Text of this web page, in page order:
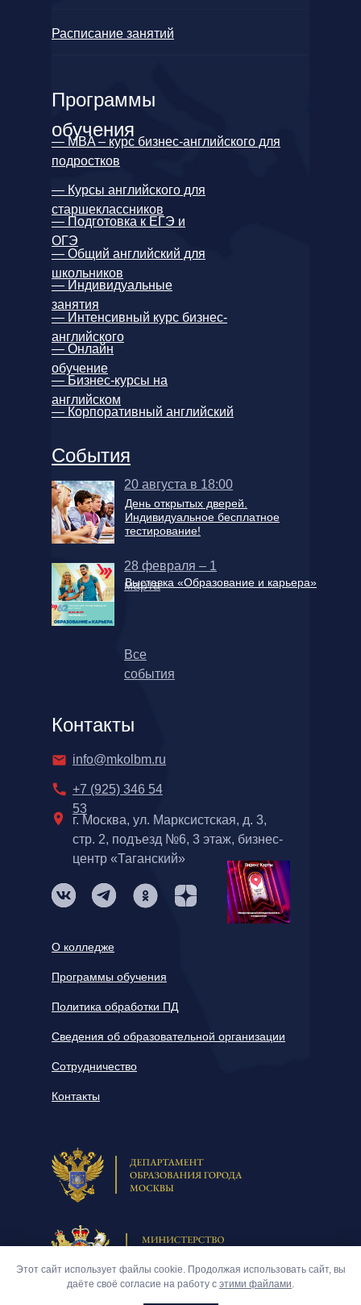
Этот сайт использует файлы cookie. Продолжая использовать сайт, вы
даёте своё согласие на работу с этими файлами.
— MBA – курс бизнес-английского для
подростков
— Курсы английского для
старшеклассников
— Общий английский для
школьников
— Подготовка к ЕГЭ и
ОГЭ
— Индивидуальные
занятия
— Онлайн
обучение
— Бизнес-курсы на
английском
— Корпоративный английский
Программы
обучения
События
Контакты
г. Москва, ул. Марксистская, д. 3,
стр. 2, подъезд №6, 3 этаж, бизнес-
центр «Таганский»
info@mkolbm.ru
Все
события
+7 (925) 346 54
53
Расписание занятий
О колледже
Программы обучения
Политика обработки ПД
Сотрудничество
Сведения об образовательной организации
Контакты
— Интенсивный курс бизнес-
английского
28 февраля – 1
марта
Выставка «Образование и карьера»
День открытых дверей.
Индивидуальное бесплатное
тестирование!
20 августа в 18:00